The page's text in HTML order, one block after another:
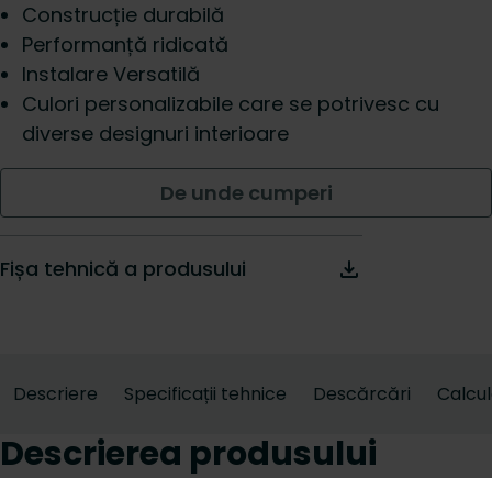
Construcție durabilă
Performanță ridicată
Instalare Versatilă
Culori personalizabile care se potrivesc cu
diverse designuri interioare
De unde cumperi
Fișa tehnică a produsului
Descriere Specificații tehnice Descărcări
Descrierea produsului